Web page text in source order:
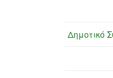
Δημοτικό